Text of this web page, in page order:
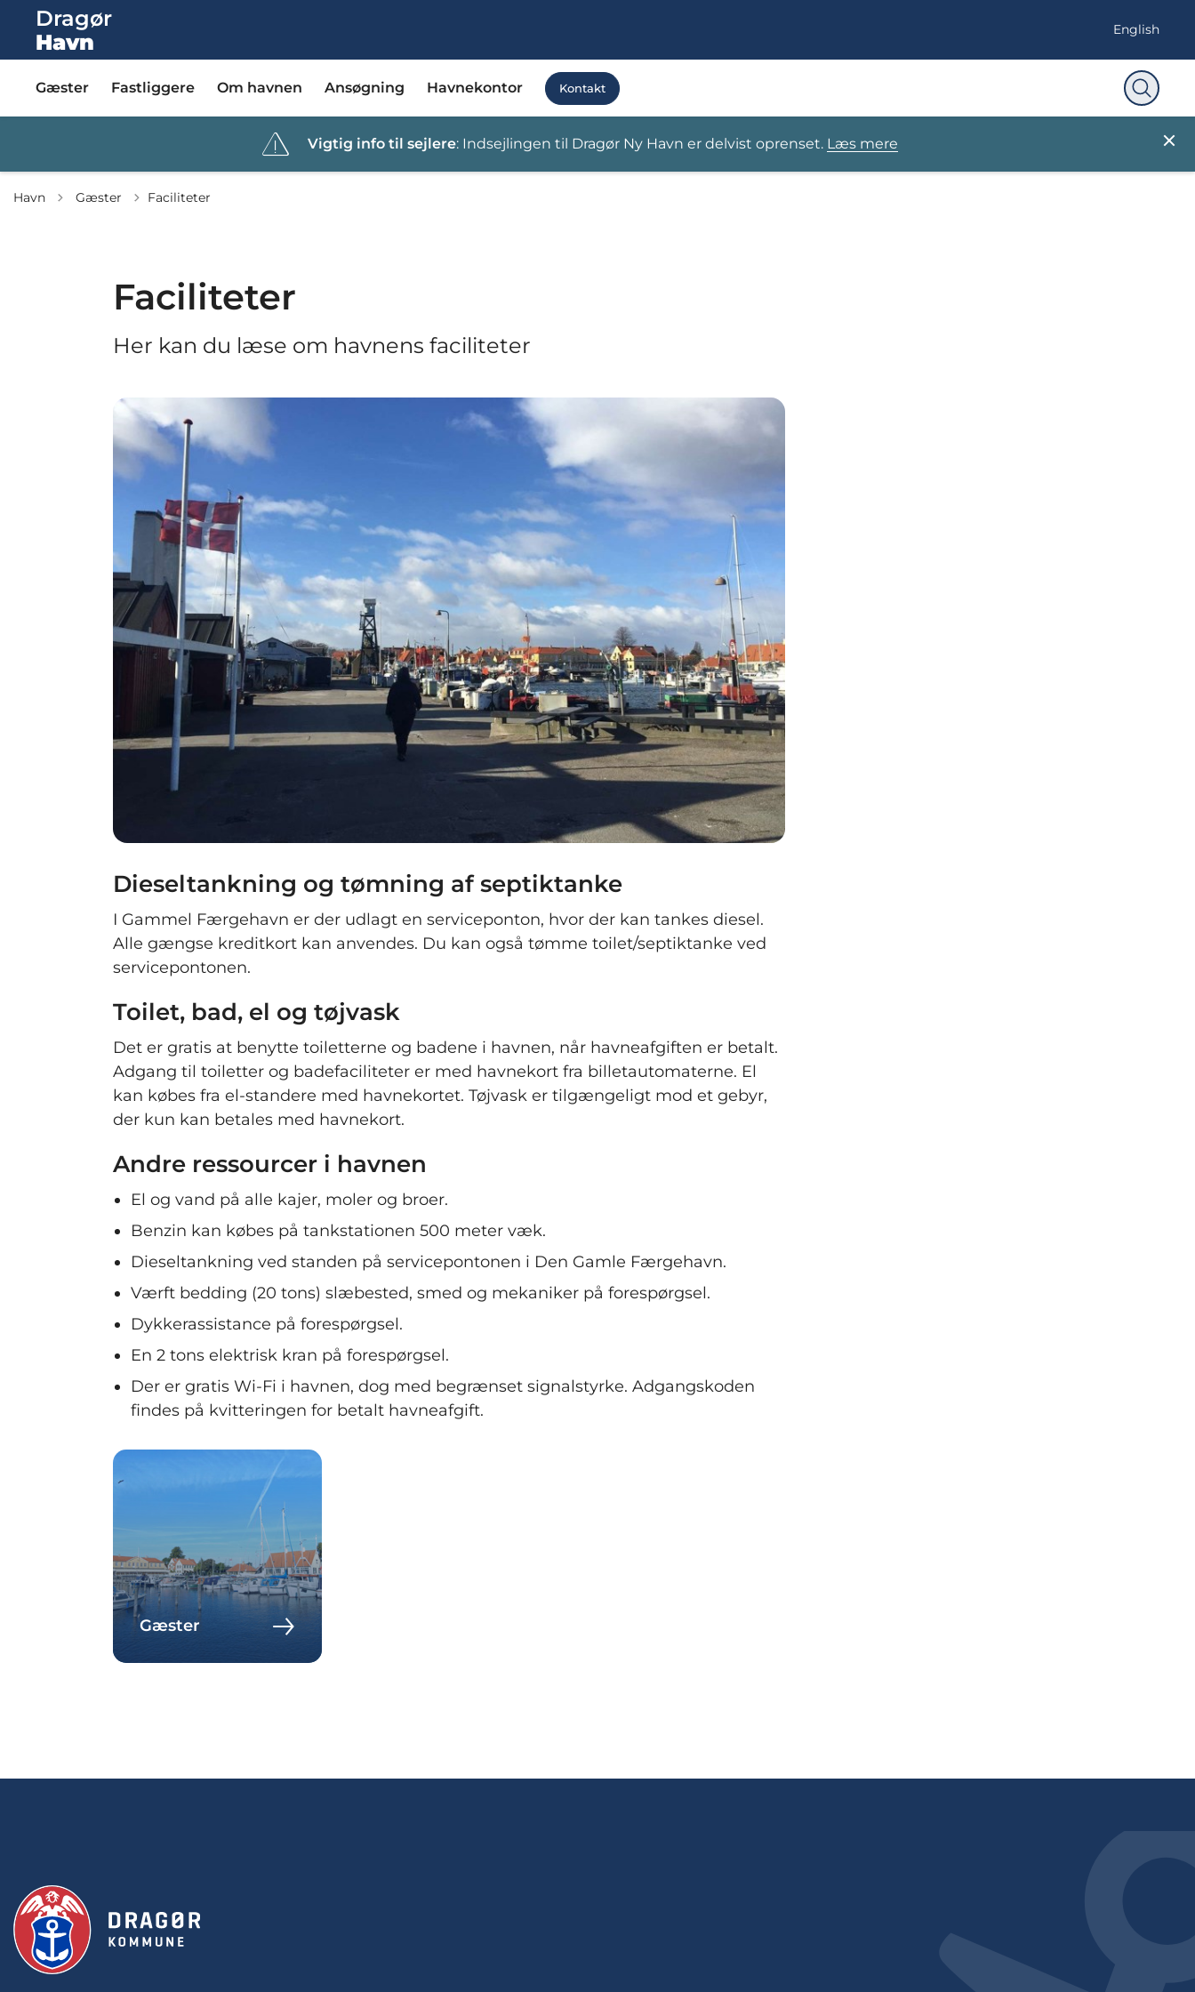
Dragør
Havn
English
Gæster Fastliggere Om havnen Ansøgning Havnekontor Kontakt
Vigtig info til sejlere: Indsejlingen til Dragør Ny Havn er delvist oprenset. Læs mere
Havn Tilbage til
Gæster Faciliteter
Faciliteter
Her kan du læse om havnens faciliteter
Dieseltankning og tømning af septiktanke
I Gammel Færgehavn er der udlagt en serviceponton, hvor der kan tankes diesel.
Alle gængse kreditkort kan anvendes. Du kan også tømme toilet/septiktanke ved
servicepontonen.
Toilet, bad, el og tøjvask
Det er gratis at benytte toiletterne og badene i havnen, når havneafgiften er betalt.
Adgang til toiletter og badefaciliteter er med havnekort fra billetautomaterne. El
kan købes fra el-standere med havnekortet. Tøjvask er tilgængeligt mod et gebyr,
der kun kan betales med havnekort.
Andre ressourcer i havnen
El og vand på alle kajer, moler og broer.
Benzin kan købes på tankstationen 500 meter væk.
Dieseltankning ved standen på servicepontonen i Den Gamle Færgehavn.
Værft bedding (20 tons) slæbested, smed og mekaniker på forespørgsel.
Dykkerassistance på forespørgsel.
En 2 tons elektrisk kran på forespørgsel.
Der er gratis Wi-Fi i havnen, dog med begrænset signalstyrke. Adgangskoden
findes på kvitteringen for betalt havneafgift.
Gæster